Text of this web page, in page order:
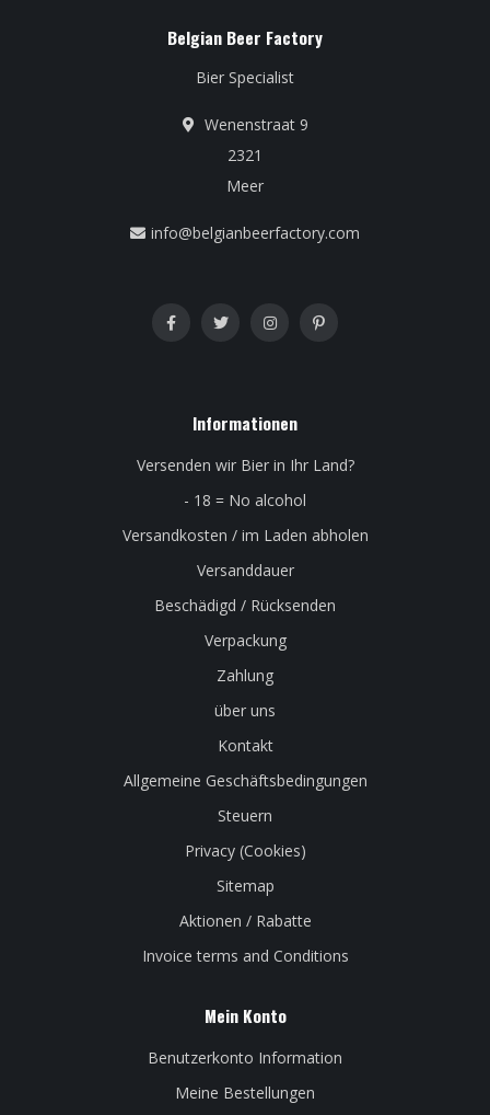
Belgian Beer Factory
Bier Specialist
Wenenstraat 9
2321
Meer
info@belgianbeerfactory.com
Informationen
Versenden wir Bier in Ihr Land?
- 18 = No alcohol
Versandkosten / im Laden abholen
Versanddauer
Beschädigd / Rücksenden
Verpackung
Zahlung
über uns
Kontakt
Allgemeine Geschäftsbedingungen
Steuern
Privacy (Cookies)
Sitemap
Aktionen / Rabatte
Invoice terms and Conditions
Mein Konto
Benutzerkonto Information
Meine Bestellungen